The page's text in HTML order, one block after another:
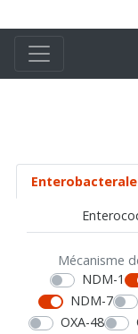
Mécanisme
NDM-1
NDM-7
OXA-48